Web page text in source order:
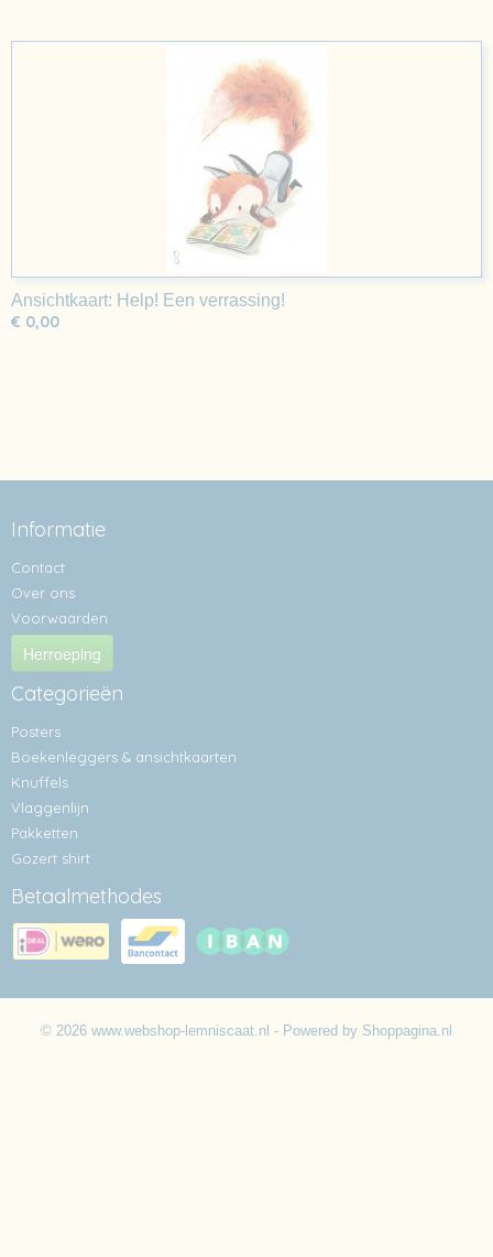
Ansichtkaart: Help! Een verrassing!
€ 0,00
Informatie
Contact
Over ons
Voorwaarden
Herroeping
Categorieën
Posters
Boekenleggers & ansichtkaarten
Knuffels
Vlaggenlijn
Pakketten
Gozert shirt
Betaalmethodes
© 2026 www.webshop-lemniscaat.nl - Powered by Shoppagina.nl